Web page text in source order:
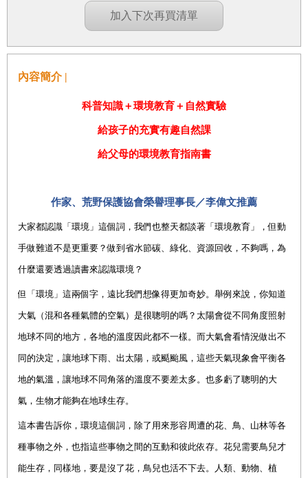
加入下次再買清單
內容簡介 |
科普知識＋環境教育＋自然實驗
給孩子的充實有趣自然課
給父母的環境教育指南書
作家、 荒野保護協會榮譽理事長／李偉文推薦
大家都認識「環境」這個詞，我們也整天都談著「環境教育」，但動
手做難道不是更重要 ？做到省水節碳、綠化、資源回收，不夠嗎 ， 為
什麼還要透過讀書來認識環境？
但「環境」這兩個字，遠比我們想像得更加奇妙。舉例來說，你知道
大氣（混和各種氣體的空氣）是很聰明的嗎？太陽會從不同角度照射
地球不同的地方，各地的溫度因此都不一樣。而大氣會看情況做出不
同的決定，讓地球下雨、出太陽，或颳颱風，這些天氣現象會平衡各
地的氣溫，讓地球不同角落的溫度不要差太多。也多虧了聰明的大
氣，生物才能夠在地球生存。
這本書告訴你，環境這個詞 ，除了用來形容周遭的花、鳥、山林等各
種事物之外，也指這些事物之間的互動和彼此依存。花兒需要鳥兒才
能生存，同樣地，要是沒了花，鳥兒也活不下去。人類、動物、植